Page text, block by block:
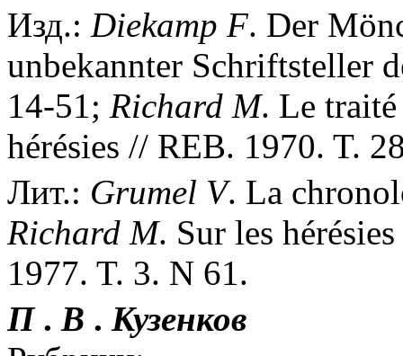
Изд.: Diekamp F. Der
unbekannter Schriftsteller
14-51; Richard M. Le traité
hérésies // REB. 1970. T.
Лит.: Grumel V. La
Richard M. Sur les
1977. T. 3. N 61.
П . В . Кузенков